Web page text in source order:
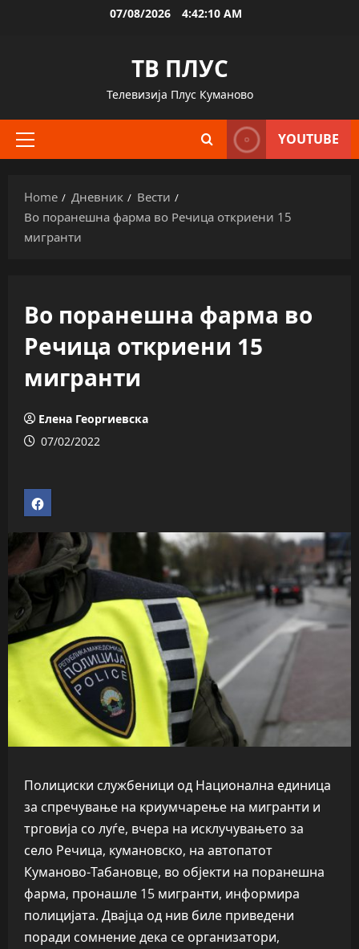
07/08/2026 4:42:11 AM
ТВ ПЛУС
Телевизија Плус Куманово
Primary
YOUTUBE
Home Дневник
Вести
Во поранешна фарма во Речица откриени 15
мигранти
Во поранешна фарма во
Речица откриени 15
мигранти
Елена Георгиевска
07/02/2022
Полициски службеници од Национална единица
за спречување на криумчарење на мигранти и
трговија со луѓе, вчера на исклучувањето за
село Речица, кумановско, на автопатот
Куманово-Табановце, во објекти на поранешна
фарма, пронашле 15 мигранти, информира
полицијата. Двајца од нив биле приведени
поради сомнение дека се организатори,